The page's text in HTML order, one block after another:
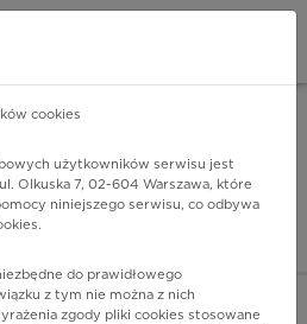
- lider
cookies
użytkowników serwisu jest
Olkuska 7, 02-604 Warszawa, które
niniejszego serwisu, co odbywa
do prawidłowego
z tym nie można z nich
zgody pliki cookies stosowane
Play INSTALUJ